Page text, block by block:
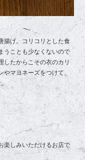
揚げ。コリコリとした食
うことも少なくないので
したからこその衣のカリ
やマヨネーズをつけて、
楽しみいただけるお店で